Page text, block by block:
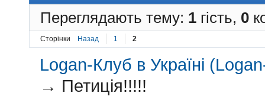
Переглядають тему: 1 гість, 0
Сторінки Назад 1 2
Logan-Клуб в Україні
→ Петиція!!!!!